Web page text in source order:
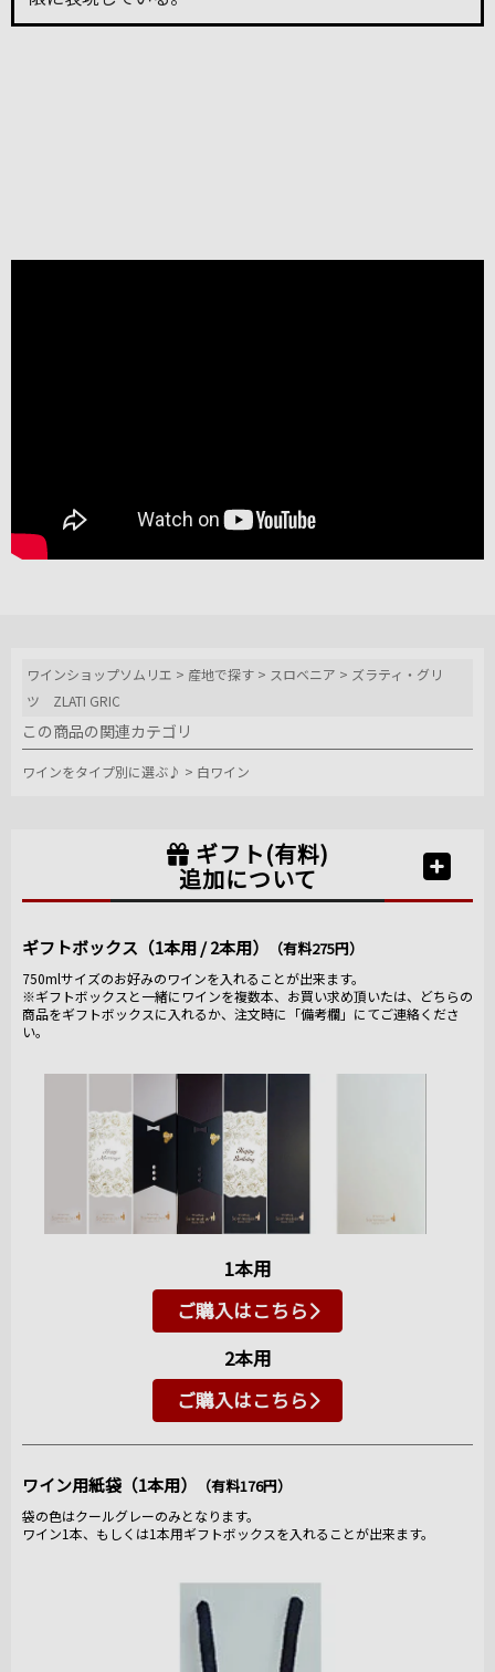
ワインショップソムリエ > 産地で探す > スロベニア > ズラティ・グリ
ツ ZLATI GRIC
この商品の関連カテゴリ
ワインをタイプ別に選ぶ♪ > 白ワイン
ギフト(有料)
追加について
ギフトボックス（1本用 / 2本用） （有料275円）
750mlサイズのお好みのワインを入れることが出来ます。
※ギフトボックスと一緒にワインを複数本、お買い求め頂いたは、どちらの
商品をギフトボックスに入れるか、注文時に「備考欄」にてご連絡くださ
い。
1本用
ご購入はこちら
2本用
ご購入はこちら
ワイン用紙袋（1本用） （有料176円）
袋の色はクールグレーのみとなります。
ワイン1本、もしくは1本用ギフトボックスを入れることが出来ます。